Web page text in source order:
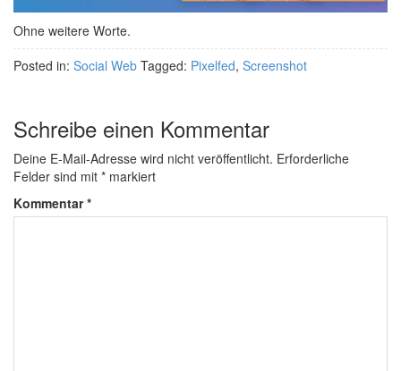
Ohne weitere Worte.
Posted in: Social Web Tagged: Pixelfed, Screenshot
Schreibe einen Kommentar
Deine E-Mail-Adresse wird nicht veröffentlicht. Erforderliche
Felder sind mit * markiert
Kommentar*